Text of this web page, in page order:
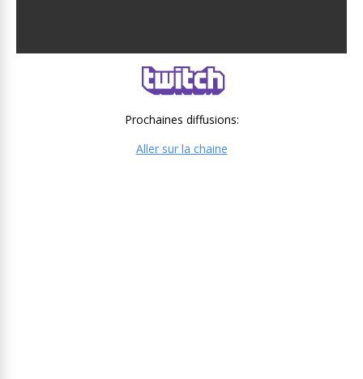
Prochaines diffusions:
Aller sur la chaine